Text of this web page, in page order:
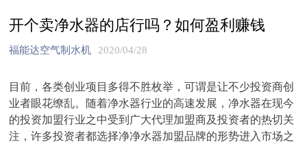
开个卖净水器的店行吗？如何盈利赚钱
福能达空气制水机 2020/04/28
目前，各类创业项目多得不胜枚举，可谓是让不少投资商创
业者眼花缭乱。随着净水器行业的高速发展，净水器在现今
的投资加盟行业之中受到广大代理加盟商及投资者的热切关
注，许多投资者都选择净净水器加盟品牌的形势进入市场之